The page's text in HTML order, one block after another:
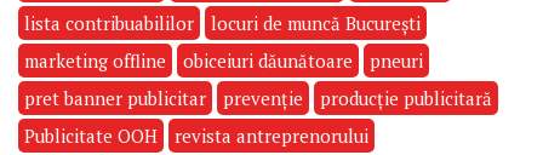
lista contribuabililor
locuri de muncă București
marketing offline
obiceiuri dăunătoare
pneuri
pret banner publicitar
prevenție
producție publicitară
Publicitate OOH
revista antreprenorului